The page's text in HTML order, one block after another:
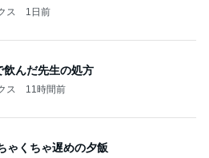
ス 1日前
飲んだ先生の処方
ス 11時間前
ゃくちゃ遅めの夕飯